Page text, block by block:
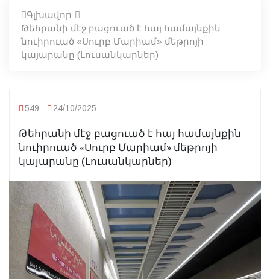
Գլխավոր
Թեհրանի մէջ բացուած է հայ համայնքին
նուիրուած «Սուրբ Մարիամ» մեթրոյի
կայարանը (Լուսանկարներ)
549 24/10/2025
Թեհրանի մէջ բացուած է հայ համայնքին
նուիրուած «Սուրբ Մարիամ» մեթրոյի
կայարանը (Լուսանկարներ)